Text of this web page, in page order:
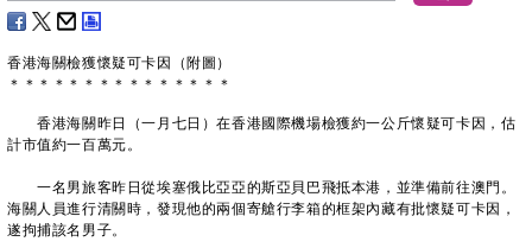
香港海關檢獲懷疑可卡因（附圖）
＊ ＊ ＊ ＊ ＊ ＊ ＊ ＊ ＊ ＊ ＊ ＊ ＊ ＊ ＊
香港海關昨日（一月七日）在香港國際機場檢獲約一公斤懷疑可卡因，估
計市值約一百萬元。
一名男旅客昨日從埃塞俄比亞亞的斯亞貝巴飛抵本港，並準備前往澳門。
海關人員進行清關時，發現他的兩個寄艙行李箱的框架內藏有批懷疑可卡因，
遂拘捕該名男子。